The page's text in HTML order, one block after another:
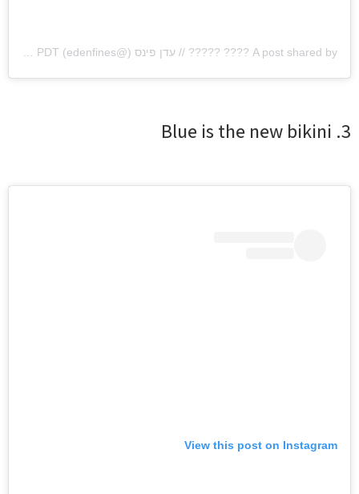
A post shared by ???? ????? // עדן פינס (@edenfines) Sep 29, 2020 at 8:43am PDT
3. Blue is the new bikini
View this post on Instagram